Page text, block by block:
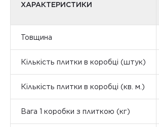
ХАРАКТЕРИСТИКИ
Товщина
Кількість плитки в коробці (штук)
Кількість плитки в коробці (кв. м.)
Вага 1 коробки з плиткою (кг)